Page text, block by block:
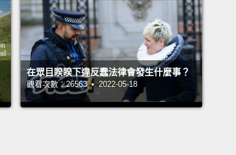
在眾目睽睽下違反蠢法律會發生什麼事？
觀看次數：26563 • 2022-05-18